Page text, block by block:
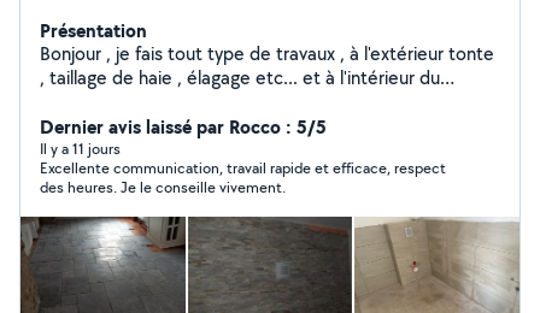
Présentation
Bonjour , je fais tout type de travaux , à l'extérieur tonte
, taillage de haie , élagage etc... et à l'intérieur du
meuble salle de bain ou cuisine , plomberie .et encore
bcp d'autres choses , à bientôt chez vous pour .. en
fonction de vos besoins , facturation par vous en
chèque emploi service CESU. Ou autrement.. 20/heure
Dernier avis laissé par Rocco : 5/5
Il y a 11 jours
Excellente communication, travail rapide et efficace, respect
des heures. Je le conseille vivement.